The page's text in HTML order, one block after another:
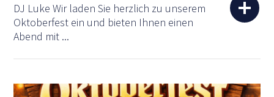
DJ Luke Wir laden Sie herzlich zu unserem
Oktoberfest ein und bieten Ihnen einen
Abend mit ...